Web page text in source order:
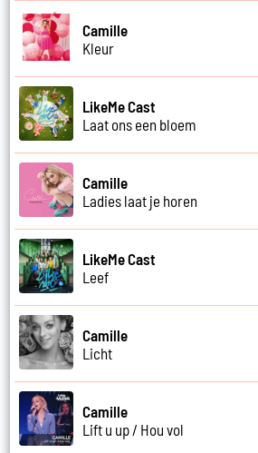
Camille
Kleur
LikeMe Cast
Laat ons een bloem
Camille
Ladies laat je horen
LikeMe Cast
Leef
Camille
Licht
Camille
Lift u up / Hou vol